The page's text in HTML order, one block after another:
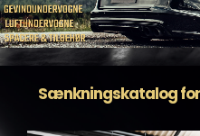
Værksted
Sænkningskatalog for